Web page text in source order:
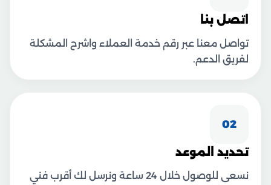
اتصل بنا
تواصل معنا عبر رقم خدمة العملاء واشرح المشكلة
لفريق الدعم.
02
تحديد الموعد
نسعى للوصول خلال 24 ساعة ونرسل لك أقرب فني